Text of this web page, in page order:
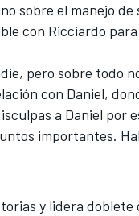
sobre el manejo de
con Ricciardo
pero sobre todo
con Daniel,
a Daniel por
importantes.
y lidera doblete